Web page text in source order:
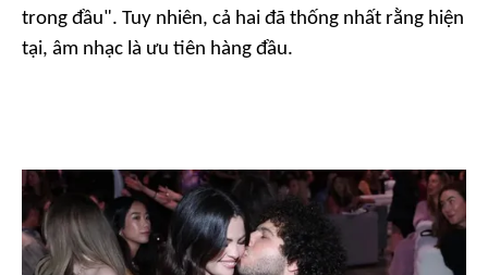
trong đầu". Tuy nhiên, cả hai đã thống nhất rằng hiện
tại, âm nhạc là ưu tiên hàng đầu.